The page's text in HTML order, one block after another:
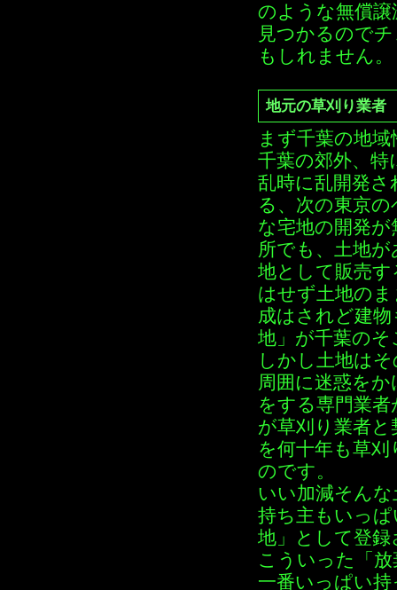
のような無償
見つかるので
もしれません。
地元の草刈り業者
まず千葉の地
千葉の郊外、
乱時に乱開発
る、次の東京
な宅地の開発
所でも、土地
地として販売
はせず土地の
成はされど建
地」が千葉の
しかし土地は
周囲に迷惑を
をする専門業
が草刈り業者
を何十年も草
のです。
いい加減そん
持ち主もいっ
地」として登
こういった「
一番いっぱい